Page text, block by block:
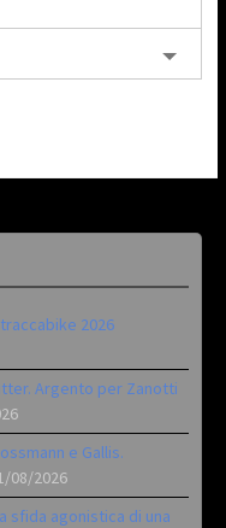
2026
Argento per Zanotti
e Gallis.
08/2026
sfida agonistica di una